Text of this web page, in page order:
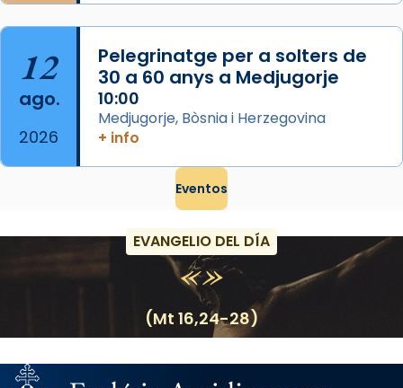
12
ago.
2026
Pelegrinatge per a solters de
30 a 60 anys a Medjugorje
10:00
Medjugorje, Bòsnia i Herzegovina
+ info
Eventos
EVANGELIO DEL DÍA
(Mt 16,24-28)